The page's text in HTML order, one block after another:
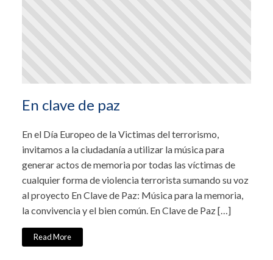
En clave de paz
En el Día Europeo de la Victimas del terrorismo,
invitamos a la ciudadanía a utilizar la música para
generar actos de memoria por todas las víctimas de
cualquier forma de violencia terrorista sumando su voz
al proyecto En Clave de Paz: Música para la memoria,
la convivencia y el bien común. En Clave de Paz […]
Read More